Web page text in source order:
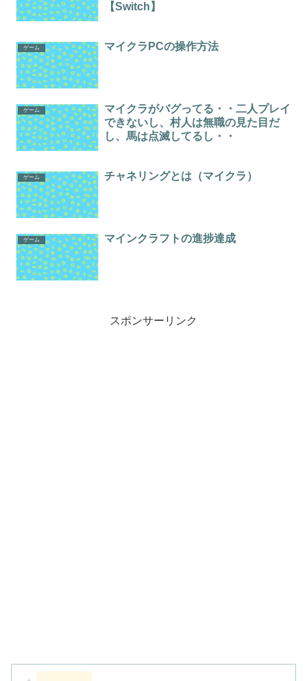
【Switch】
ゲーム マイクラPCの操作方法
ゲーム
マイクラがバグってる・・二人プレイ
できないし、村人は無職の見た目だ
し、馬は点滅してるし・・
ゲーム チャネリングとは（マイクラ）
ゲーム マインクラフトの進捗達成
スポンサーリンク